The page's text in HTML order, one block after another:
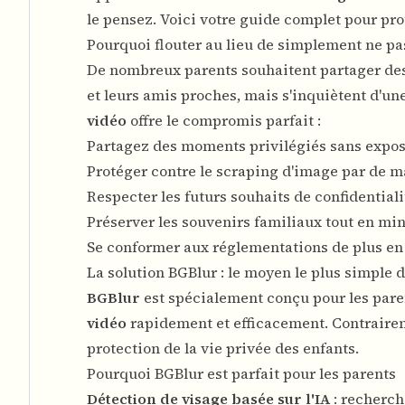
le pensez. Voici votre guide complet pour
Pourquoi flouter au lieu de simplement ne
De nombreux parents souhaitent partager
et leurs amis proches, mais s'inquiètent
vidéo offre le compromis parfait :
Partagez des moments privilégiés sans
Protéger contre le scraping d'image par de
Respecter les futurs souhaits de
Préserver les souvenirs familiaux tout en
Se conformer aux réglementations de plus
La solution BGBlur : le moyen le plus simple
BGBlur est spécialement conçu pour les
vidéo rapidement et efficacement.
protection de la vie privée des enfants.
Pourquoi BGBlur est parfait pour les parents
Détection de visage basée sur l'IA: